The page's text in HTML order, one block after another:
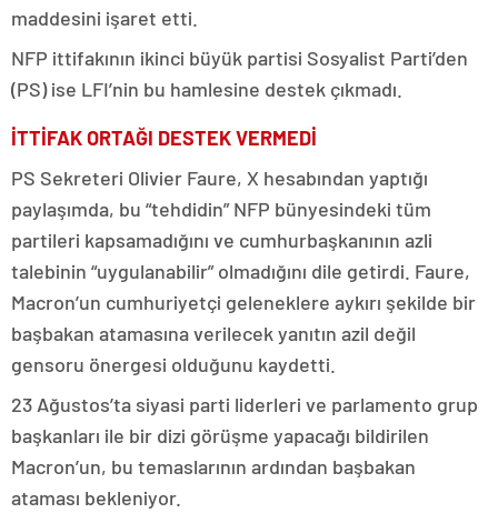
maddesini işaret etti.
NFP ittifakının ikinci büyük partisi Sosyalist Parti’den
(PS) ise LFI’nin bu hamlesine destek çıkmadı.
İTTİFAK ORTAĞI DESTEK VERMEDİ
PS Sekreteri Olivier Faure, X hesabından yaptığı
paylaşımda, bu “tehdidin” NFP bünyesindeki tüm
partileri kapsamadığını ve cumhurbaşkanının azli
talebinin “uygulanabilir” olmadığını dile getirdi. Faure,
Macron’un cumhuriyetçi geleneklere aykırı şekilde bir
başbakan atamasına verilecek yanıtın azil değil
gensoru önergesi olduğunu kaydetti.
23 Ağustos’ta siyasi parti liderleri ve parlamento grup
başkanları ile bir dizi görüşme yapacağı bildirilen
Macron’un, bu temaslarının ardından başbakan
ataması bekleniyor.